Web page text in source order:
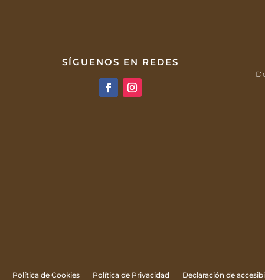
SÍGUENOS EN REDES
Política de Cookies Política de Privacidad Declaración de